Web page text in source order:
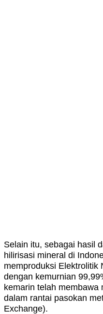
Selain itu, sebagai hasil
hilirisasi mineral di
memproduksi Elektrolitik
dengan kemurnian
kemarin telah membawa
dalam rantai pasokan
Exchange).